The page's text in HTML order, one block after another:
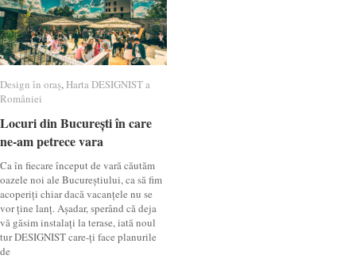
Design în oraș, Harta DESIGNIST a
României
Locuri din București în care
ne-am petrece vara
Ca în fiecare început de vară căutăm
oazele noi ale Bucureștiului, ca să fim
acoperiți chiar dacă vacanțele nu se
vor ține lanț. Așadar, sperând că deja
vă găsim instalați la terase, iată noul
tur DESIGNIST care-ți face planurile
de
Design în oraș Harta DESIGNIST a
României
Locuri din București în care
ne-am petrece vara